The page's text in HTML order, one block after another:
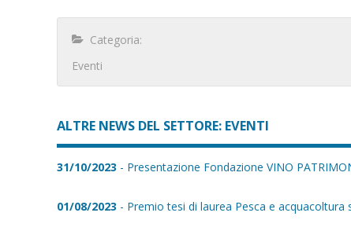
Categoria:
Eventi
ALTRE NEWS DEL SETTORE: EVENTI
31/10/2023 - Presentazione Fondazione VINO
01/08/2023 - Premio tesi di laurea Pesca e